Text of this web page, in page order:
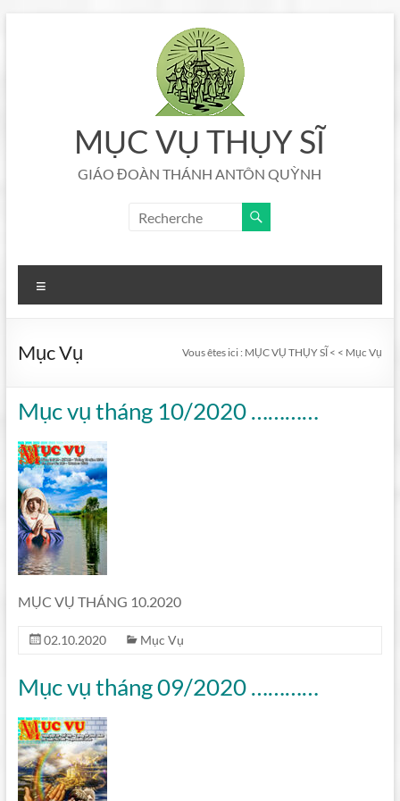
MỤC VỤ THỤY SĨ
GIÁO ĐOÀN THÁNH ANTÔN QUỲNH
Mục Vụ Vous êtes ici : MỤC VỤ THỤY SĨ < < Mục Vụ
Mục vụ tháng 10/2020 …………
MỤC VỤ THÁNG 10.2020
02.10.2020 Mục Vụ
Mục vụ tháng 09/2020 …………